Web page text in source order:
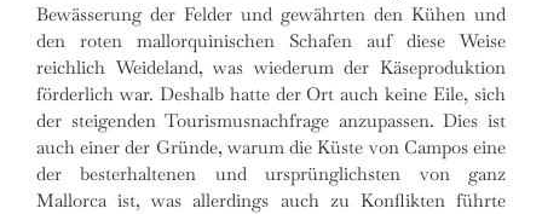
Besichtigungen &
Bewässerung der Felder und gewährten den Kühen und
den roten mallorquinischen Schafen auf diese Weise
reichlich Weideland, was wiederum der Käseproduktion
förderlich war. Deshalb hatte der Ort auch keine Eile, sich
der steigenden Tourismusnachfrage anzupassen. Dies ist
auch einer der Gründe, warum die Küste von Campos eine
der besterhaltenen und ursprünglichsten von ganz
Mallorca ist, was allerdings auch zu Konflikten führte